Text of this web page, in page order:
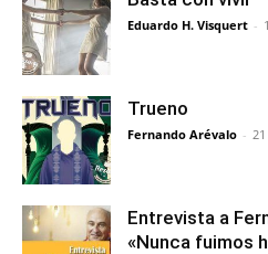
Eduardo H. Visquert -
Trueno
Fernando Arévalo -
Entrevista a
«Nunca fuimos